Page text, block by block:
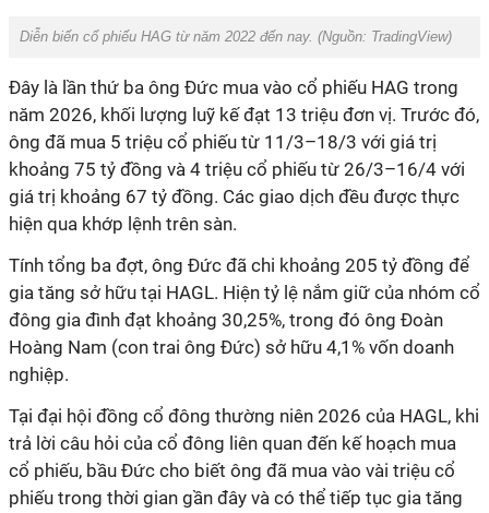
Diễn biến cổ phiếu HAG từ năm 2022 đến nay. (Nguồn: TradingView)
Đây là lần thứ ba ông Đức mua vào cổ phiếu HAG trong
năm 2026, khối lượng luỹ kế đạt 13 triệu đơn vị. Trước đó,
ông đã mua 5 triệu cổ phiếu từ 11/3–18/3 với giá trị
khoảng 75 tỷ đồng và 4 triệu cổ phiếu từ 26/3–16/4 với
giá trị khoảng 67 tỷ đồng. Các giao dịch đều được thực
hiện qua khớp lệnh trên sàn.
Tính tổng ba đợt, ông Đức đã chi khoảng 205 tỷ đồng để
gia tăng sở hữu tại HAGL. Hiện tỷ lệ nắm giữ của nhóm cổ
đông gia đình đạt khoảng 30,25%, trong đó ông Đoàn
Hoàng Nam (con trai ông Đức) sở hữu 4,1% vốn doanh
nghiệp.
Tại đại hội đồng cổ đông thường niên 2026 của HAGL, khi
trả lời câu hỏi của cổ đông liên quan đến kế hoạch mua
cổ phiếu, bầu Đức cho biết ông đã mua vào vài triệu cổ
phiếu trong thời gian gần đây và có thể tiếp tục gia tăng